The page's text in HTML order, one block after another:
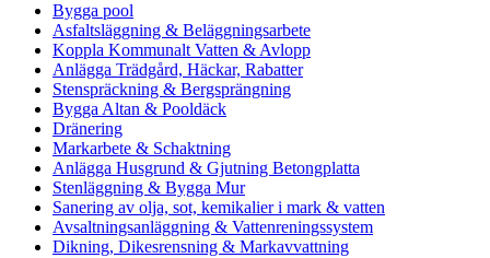
Bygga pool
Asfaltsläggning & Beläggningsarbete
Koppla Kommunalt Vatten & Avlopp
Anlägga Trädgård, Häckar, Rabatter
Stenspräckning & Bergsprängning
Bygga Altan & Pooldäck
Dränering
Markarbete & Schaktning
Anlägga Husgrund & Gjutning Betongplatta
Stenläggning & Bygga Mur
Sanering av olja, sot, kemikalier i mark & vatten
Avsaltningsanläggning & Vattenreningssystem
Dikning, Dikesrensning & Markavvattning